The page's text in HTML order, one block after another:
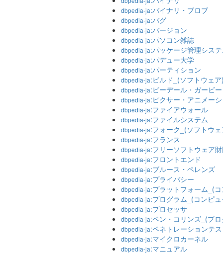
dbpedia-ja:バイナリ・ブロブ
dbpedia-ja:バグ
dbpedia-ja:バージョン
dbpedia-ja:パソコン雑誌
dbpedia-ja:パッケージ管理シス
dbpedia-ja:パデュー大学
dbpedia-ja:パーティション
dbpedia-ja:ビルド_(ソフトウェ
dbpedia-ja:ビーデール・ガービー
dbpedia-ja:ピクサー・アニメー
dbpedia-ja:ファイアウォール
dbpedia-ja:ファイルシステム
dbpedia-ja:フォーク_(ソフトウ
dbpedia-ja:フランス
dbpedia-ja:フリーソフトウェア
dbpedia-ja:フロントエンド
dbpedia-ja:ブルース・ペレンズ
dbpedia-ja:プライバシー
dbpedia-ja:プラットフォーム_(
dbpedia-ja:プログラム_(コンピ
dbpedia-ja:プロセッサ
dbpedia-ja:ベン・コリンズ_(プ
dbpedia-ja:ペネトレーションテ
dbpedia-ja:マイクロカーネル
dbpedia-ja:マニュアル